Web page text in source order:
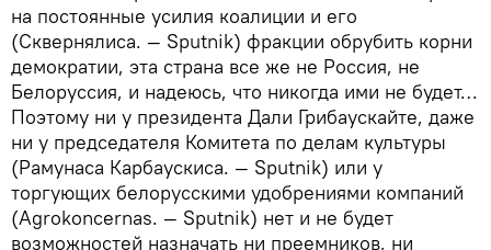
на постоянные усилия коалиции и его
(Сквернялиса. — Sputnik) фракции обрубить корни
демократии, эта страна все же не Россия, не
Белоруссия, и надеюсь, что никогда ими не будет…
Поэтому ни у президента Дали Грибаускайте, даже
ни у председателя Комитета по делам культуры
(Рамунаса Карбаускиса. — Sputnik) или у
торгующих белорусскими удобрениями компаний
(Agrokoncernas. — Sputnik) нет и не будет
возможностей назначать ни преемников, ни